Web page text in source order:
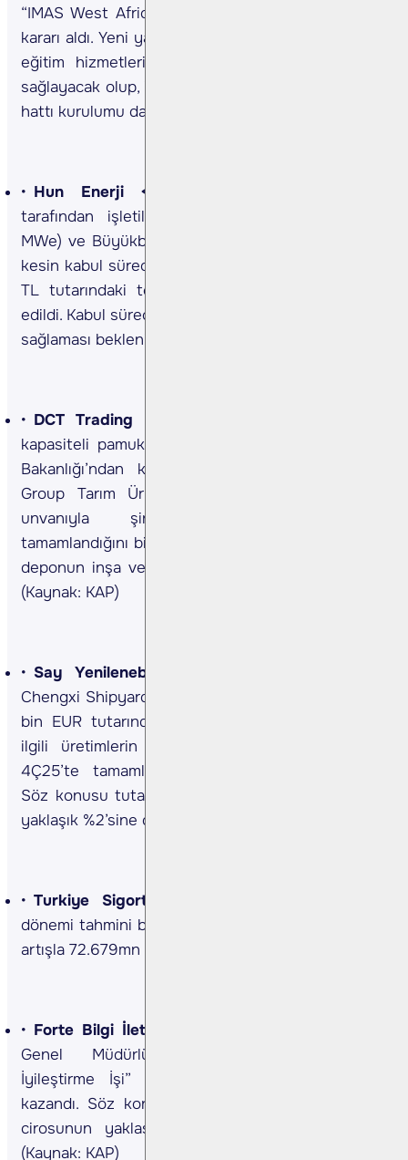
“IMAS West Africa” unvanlı yeni bir şirket kurma
kararı aldı. Yeni yapı; teknik servis, yedek parça ve
eğitim hizmetleri sunarak operasyonel verimlilik
sağlayacak olup, ilerleyen süreçte bölgede montaj
hattı kurulumu da hedefleniyor. (Kaynak: KAP)
Hun Enerji <HUNER TI>
tarafından işletilen Erzurum’daki Bağbaşı (13,6
MWe) ve Büyükbahçe (11,7 MWe) HES projelerinin
kesin kabul süreci tamamlandı. DSİ’den alınan 8mn
TL tutarındaki teminat mektubu bankalara iade
edildi. Kabul sürecinin operasyonel verimliliğe katkı
sağlaması bekleniyor. (Kaynak: KAP)
DCT Trading <DCTTR TI>
kapasiteli pamuk lisanslı deposu için T.C. Ticaret
Bakanlığı’ndan kuruluş iznini aldığını ve “DCT
Group Tarım Ürünleri Lisanslı Depoculuk A.Ş.”
unvanıyla şirketin tescil işlemlerinin
tamamlandığını bildirdi. Süreçte Şanlıurfa’da uygun
deponun inşa veya satın alma aşamasına geçildi.
(Kaynak: KAP)
Say Yenilenebilir Enerji <SAYAS TI>
Chengxi Shipyard Co Ltd.’e verilen ve toplam 633
bin EUR tutarındaki teklifler için onay alındığını,
ilgili üretimlerin Çin’e sevk edilip teslimatların
4Ç25’te tamamlanmasının planlandığını bildirdi.
Söz konusu tutar, şirketin son 12 aylık cirosunun
yaklaşık %2’sine denk gelmektedir. (Kaynak: KAP)
Turkiye Sigorta <TURSG TI>
dönemi tahmini brüt prim üretimi, yıllık bazda %44
artışla 72.679mn TL’ye ulaştı. (Kaynak: KAP).
Forte Bilgi İletişim <FORTE TI>
Genel Müdürlüğü’nün “Bilişim Altyapısını
İyileştirme İşi” ihalesini 22,0 mn TL bedelle
kazandı. Söz konusu tutar, şirketin son 12 aylık
cirosunun yaklaşık %1,3’üne denk gelmektedir.
(Kaynak: KAP)